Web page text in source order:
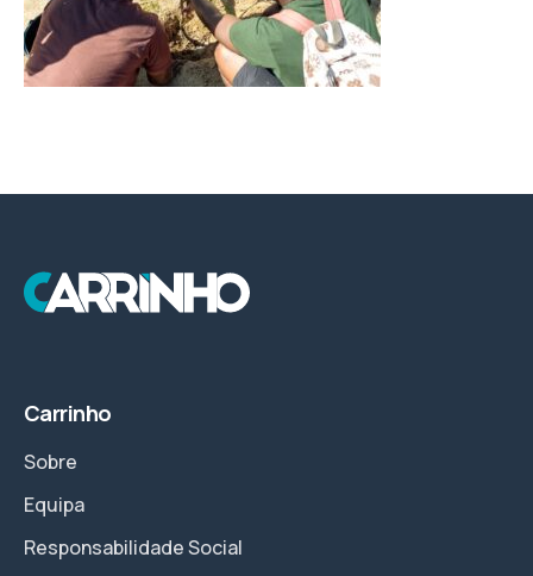
Carrinho
Sobre
Equipa
Responsabilidade Social